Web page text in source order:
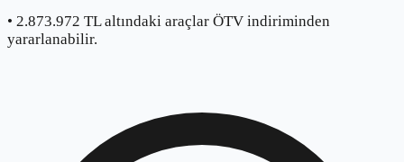
• 2.873.972 TL altındaki araçlar ÖTV indiriminden
yararlanabilir.